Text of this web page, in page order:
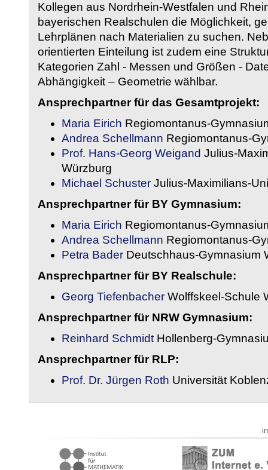
Kollegen aus Nordrhein-Westfalen und
bayerischen Realschulen die Möglichkeit,
Lehrplänen nach Materialien zu suchen.
orientierten Einteilung ist zudem eine
Kategorien Zahl - Messen und Größen -
Abhängigkeit – Geometrie wählbar.
Ansprechpartner für das Gesamtprojekt:
Maria Eirich Regiomontanus-
Andrea Schellmann Regiomontanus-
Prof. Hans-Georg Weigand Julius-
Würzburg
Michael Schuster Julius-Maximilians-
Ansprechpartner für BY Gymnasium:
Maria Eirich Regiomontanus-
Andrea Schellmann Regiomontanus-
Petra Bader Deutschhaus-Gymnasium
Ansprechpartner für BY Realschule:
Georg Tiefenbacher Wolffskeel-Schule
Ansprechpartner für NRW Gymnasium:
Reinhard Schmidt Hollenberg-
Ansprechpartner für RLP:
Prof. Dr. Jürgen Roth Universität